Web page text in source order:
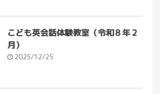
こども英会話体験教室（令和８年２
月）
2025/12/25